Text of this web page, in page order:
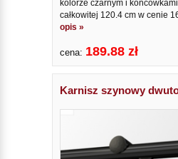
kolorze czarnym i
całkowitej 120.4 cm w cenie
opis »
cena: 189.88 zł
Karnisz szynowy